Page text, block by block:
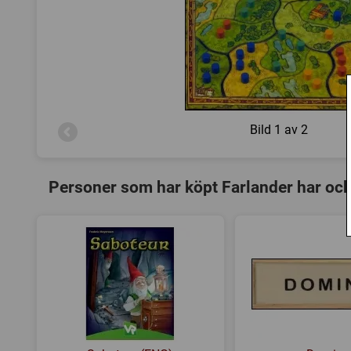
Bild 1 av 2
Personer som har köpt Farlander har